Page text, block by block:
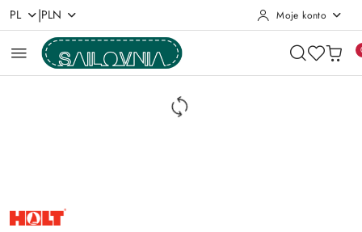
Przejdź do treści głównej
Przejdź do wyszukiwarki
Przejdź do moje konto
Przejdź do menu głównego
Przejdź do opisu produktu
Przejdź do stopki
PL |PLN Moje konto
NAZWA
PRODUCENTA: